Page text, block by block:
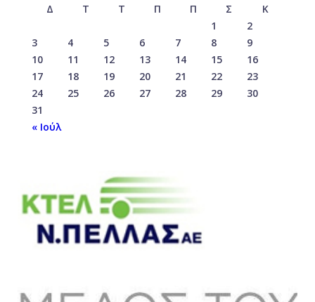
Δ
Τ Τ Π Π Σ
Κ
1
2
3
4 5 6 7 8
9
10
11 12 13 14 15
16
17
18 19 20 21 22
23
24
25 26 27 28 29
30
31
« Ιούλ